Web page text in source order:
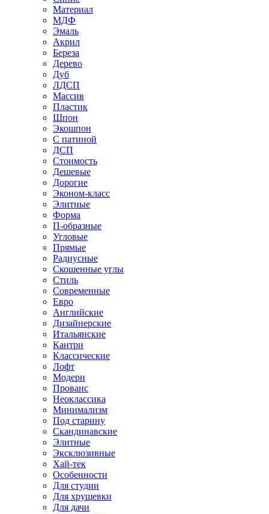
Материал
МДФ
Эмаль
Акрил
Береза
Дерево
Дуб
ЛДСП
Массив
Пластик
Шпон
Экошпон
С патиной
ДСП
Стоимость
Дешевые
Дорогие
Эконом-класс
Элитные
Форма
П-образные
Угловые
Прямые
Радиусные
Скошенные углы
Стиль
Современные
Евро
Английские
Дизайнерские
Итальянские
Кантри
Классические
Лофт
Модерн
Прованс
Неоклассика
Минимализм
Под старину
Скандинавские
Элитные
Эксклюзивные
Хай-тек
Особенности
Для студии
Для хрущевки
Для дачи